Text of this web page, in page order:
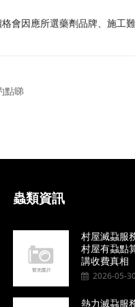
會因應所選藥劑品牌、施工
點睇
蟲類資訊
村屋滅蝨服
村屋有蝨點
講收費真相
2026-05-
熱力滅蝨服